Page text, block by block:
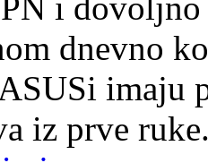
dnevno
imaju
iz prve